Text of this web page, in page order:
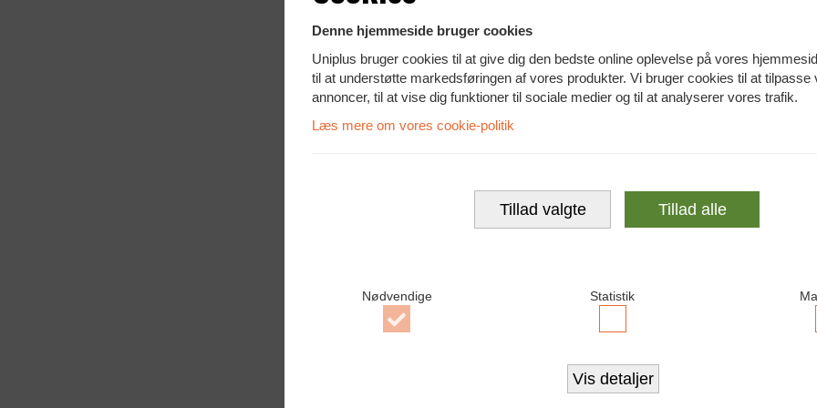
Denne hjemmeside bruger cookies
Uniplus bruger cookies til at give dig den bedste online oplevelse på vores
til at understøtte markedsføringen af vores produkter. Vi bruger cookies til at tilpasse
annoncer, til at vise dig funktioner til sociale medier og til at analyserer vores trafik.
Læs mere om vores cookie-politik
Tillad valgte Tillad alle
Nødvendige Statistik
cookies
Vis detaljer
Original Lenovo dock.
Passer bla. til flere modeller i følgende
Original 135W Lenovo Thunderbolt 4
Original